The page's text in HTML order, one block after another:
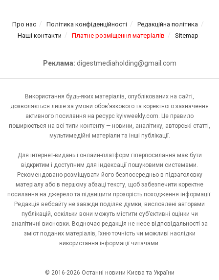
Про нас Політика конфіденційності
Редакційна політика
Наші контакти
Платне розміщення матеріалів Sitemap
Реклама: digestmediaholding@gmail.com
Використання будь-яких матеріалів, опублікованих на сайті,
дозволяється лише за умови обов’язкового та коректного зазначення
активного посилання на ресурс kyivweekly.com. Це правило
поширюється на всі типи контенту — новини, аналітику, авторські статті,
мультимедійні матеріали та інші публікації.
Для інтернет-видань і онлайн-платформ гіперпосилання має бути
відкритим і доступним для індексації пошуковими системами.
Рекомендовано розміщувати його безпосередньо в підзаголовку
матеріалу або в першому абзаці тексту, щоб забезпечити коректне
посилання на джерело та підвищити прозорість походження інформації.
Редакція вебсайту не завжди поділяє думки, висловлені авторами
публікацій, оскільки вони можуть містити суб’єктивні оцінки чи
аналітичні висновки. Водночас редакція не несе відповідальності за
зміст поданих матеріалів, їхню точність чи можливі наслідки
використання інформації читачами.
© 2016-2026 Останні новини Києва та України